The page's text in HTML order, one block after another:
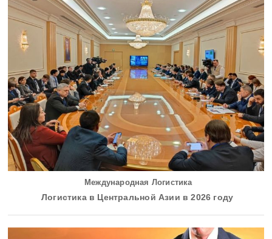
Международная Логистика
Логистика в Центральной Азии в 2026 году